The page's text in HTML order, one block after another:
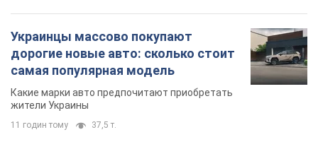
Украинцы массово покупают
дорогие новые авто: сколько стоит
самая популярная модель
Какие марки авто предпочитают приобретать
жители Украины
11 годин тому 37,5 т.